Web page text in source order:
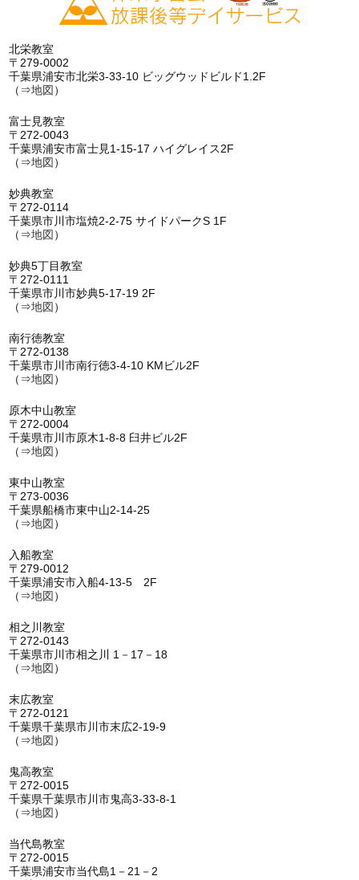
北栄教室
〒279-0002
千葉県浦安市北栄3-33-10 ビッグウッドビルド1.2F
（⇒地図 ）
富士見教室
〒272-0043
千葉県浦安市富士見1-15-17 ハイグレイス2F
（⇒地図 ）
妙典教室
〒272-0114
千葉県市川市塩焼2-2-75 サイドパークS 1F
（⇒地図 ）
妙典5丁目教室
〒272-0111
千葉県市川市妙典5-17-19 2F
（⇒地図 ）
南行徳教室
〒272-0138
千葉県市川市南行徳3-4-10 KMビル2F
（⇒地図 ）
原木中山教室
〒272-0004
千葉県市川市原木1-8-8 臼井ビル2F
（⇒地図 ）
東中山教室
〒273-0036
千葉県船橋市東中山2-14-25
（⇒地図 ）
入船教室
〒279-0012
千葉県浦安市入船4-13-5 2F
（⇒地図 ）
相之川教室
〒272-0143
千葉県市川市相之川 1－17－18
（⇒地図 ）
末広教室
〒272-0121
千葉県千葉県市川市末広2-19-9
（⇒地図 ）
鬼高教室
〒272-0015
千葉県千葉県市川市鬼高3-33-8-1
（⇒地図 ）
当代島教室
〒272-0015
千葉県浦安市当代島1－21－2